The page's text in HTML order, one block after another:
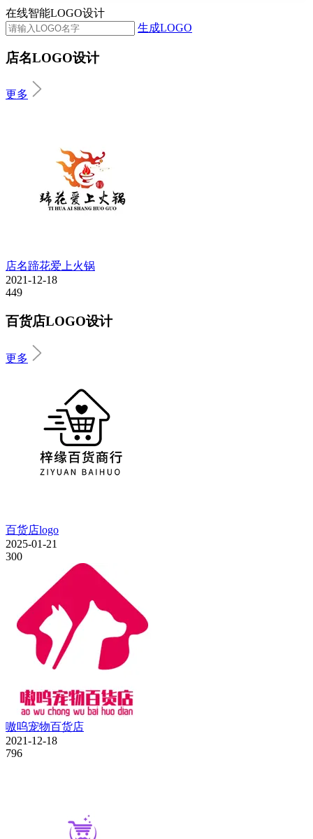
在线智能LOGO设计
生成LOGO
店名LOGO设计
更多
店名蹄花爱上火锅
2021-12-18
449
百货店LOGO设计
更多
百货店logo
2025-01-21
300
嗷呜宠物百货店
2021-12-18
796